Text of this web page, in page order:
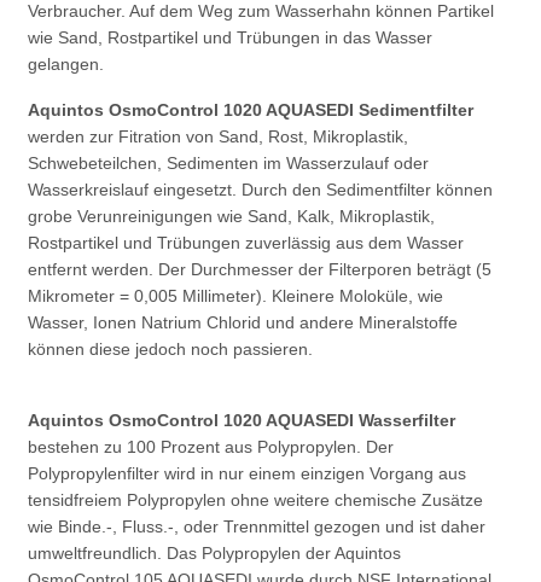
Verbraucher. Auf dem Weg zum Wasserhahn können Partikel
wie Sand, Rostpartikel und Trübungen in das Wasser
gelangen.
Aquintos OsmoControl 1020 AQUASEDI Sedimentfilter
werden zur Fitration von Sand, Rost, Mikroplastik,
Schwebeteilchen, Sedimenten im Wasserzulauf oder
Wasserkreislauf eingesetzt. Durch den Sedimentfilter können
grobe Verunreinigungen wie Sand, Kalk, Mikroplastik,
Rostpartikel und Trübungen zuverlässig aus dem Wasser
entfernt werden. Der Durchmesser der Filterporen beträgt (5
Mikrometer = 0,005 Millimeter). Kleinere Moloküle, wie
Wasser, Ionen Natrium Chlorid und andere Mineralstoffe
können diese jedoch noch passieren.
Aquintos OsmoControl 1020 AQUASEDI Wasserfilter
bestehen zu 100 Prozent aus Polypropylen. Der
Polypropylenfilter wird in nur einem einzigen Vorgang aus
tensidfreiem Polypropylen ohne weitere chemische Zusätze
wie Binde.-, Fluss.-, oder Trennmittel gezogen und ist daher
umweltfreundlich. Das Polypropylen der Aquintos